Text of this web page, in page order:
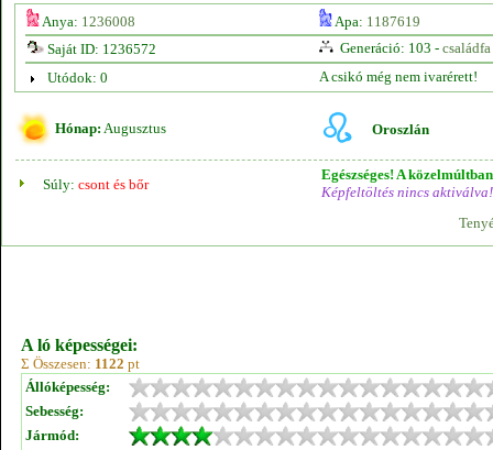
Anya: 1236008 Apa: 1187619
Saját ID: 1236572
Generáció: 103 - családfa
Utódok: 0
A csikó még nem ivarérett!
Hónap: Augusztus Oroszlán
Súly: csont és bőr
Egészséges! A
Képfeltöltés nincs aktiválva!
A ló képességei:
Σ Összesen: 1122 pt
Állóképesség:
Sebesség:
Jármód: